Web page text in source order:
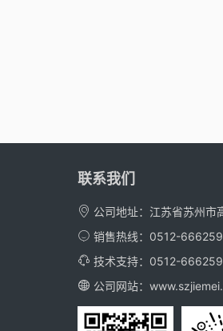
联系我们
公司地址：江苏省苏州市
销售热线：0512-
技术支持：0512-
公司网站：